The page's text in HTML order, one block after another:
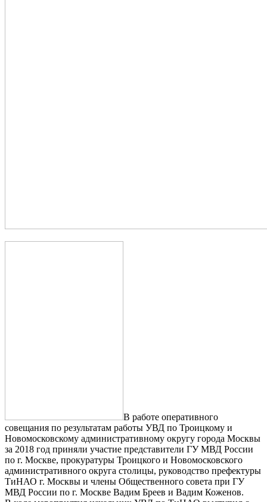
В работе оперативного
совещания по результатам работы УВД по Троицкому и
Новомосковскому административному округу города Москвы
за 2018 год приняли участие представители ГУ МВД России
по г. Москве, прокуратуры Троицкого и Новомосковского
административного округа столицы, руководство префектуры
ТиНАО г. Москвы и члены Общественного совета при ГУ
МВД России по г. Москве Вадим Бреев и Вадим Коженов.